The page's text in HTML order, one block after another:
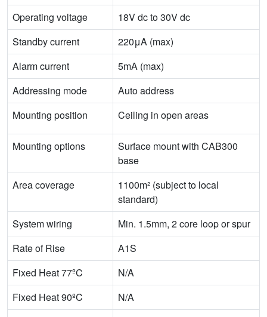
Operating voltage
18V dc to 30V dc
Standby current
220μA (max)
Alarm current
5mA (max)
Addressing mode
Auto address
Mounting position
Ceiling in open areas
Mounting options
Surface mount with CAB300
base
Area coverage
1100m² (subject to local
standard)
System wiring
Min. 1.5mm, 2 core loop or spur
Rate of Rise
A1S
Fixed Heat 77ºC
N/A
Fixed Heat 90ºC
N/A